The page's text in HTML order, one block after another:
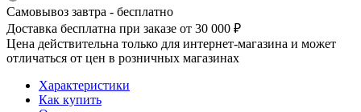
Самовывоз завтра - бесплатно
Доставка бесплатна при заказе от 30 000 ₽
Цена действительна только для интернет-магазина и может
отличаться от цен в розничных магазинах
Характеристики
Как купить